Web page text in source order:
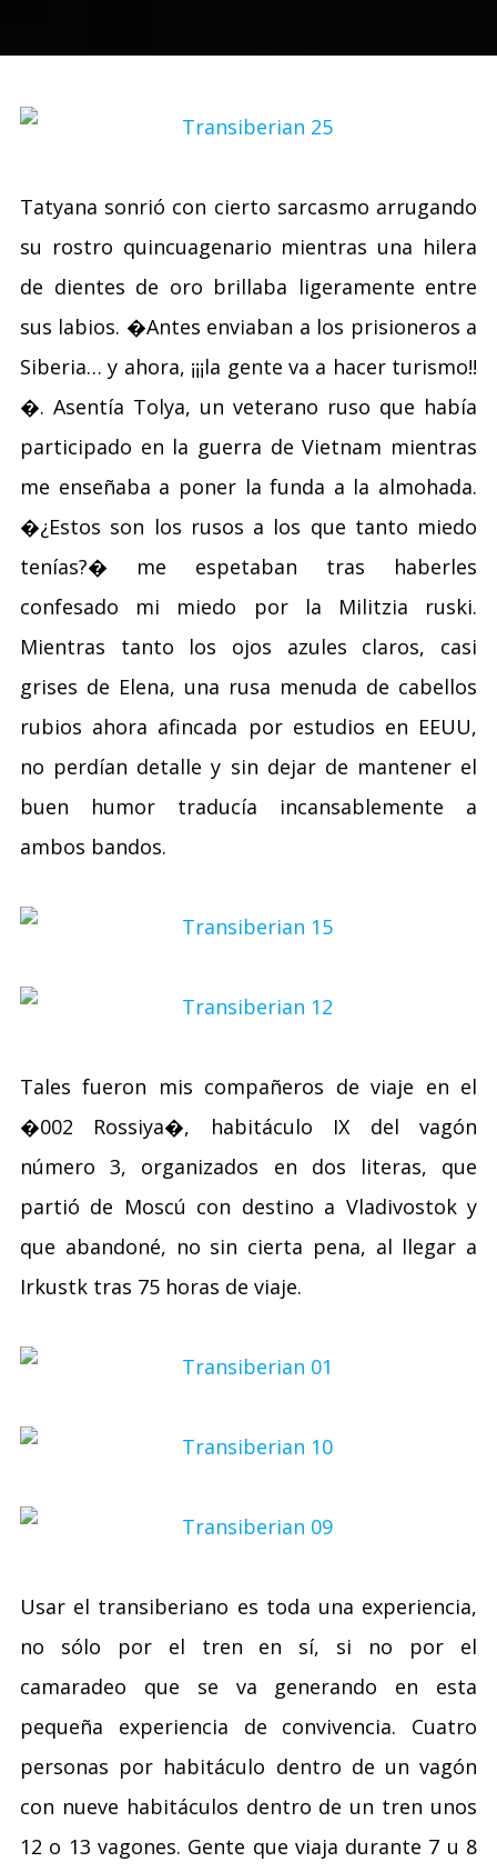
Tatyana sonrió con cierto sarcasmo arrugando
su rostro quincuagenario mientras una hilera
de dientes de oro brillaba ligeramente entre
sus labios. �Antes enviaban a los prisioneros a
Siberia… y ahora, ¡¡¡la gente va a hacer turismo!!
�. Asentía Tolya, un veterano ruso que había
participado en la guerra de Vietnam mientras
me enseñaba a poner la funda a la almohada.
�¿Estos son los rusos a los que tanto miedo
tenías?� me espetaban tras haberles
confesado mi miedo por la Militzia ruski.
Mientras tanto los ojos azules claros, casi
grises de Elena, una rusa menuda de cabellos
rubios ahora afincada por estudios en EEUU,
no perdían detalle y sin dejar de mantener el
buen humor traducía incansablemente a
ambos bandos.
Tales fueron mis compañeros de viaje en el
�002 Rossiya�, habitáculo IX del vagón
número 3, organizados en dos literas, que
partió de Moscú con destino a Vladivostok y
que abandoné, no sin cierta pena, al llegar a
Irkustk tras 75 horas de viaje.
Usar el transiberiano es toda una experiencia,
no sólo por el tren en sí, si no por el
camaradeo que se va generando en esta
pequeña experiencia de convivencia. Cuatro
personas por habitáculo dentro de un vagón
con nueve habitáculos dentro de un tren unos
12 o 13 vagones. Gente que viaja durante 7 u 8